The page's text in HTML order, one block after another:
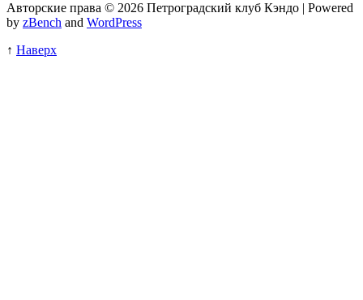
Авторские права © 2026 Петроградский клуб Кэндо | Powered
by zBench and WordPress
↑ Наверх